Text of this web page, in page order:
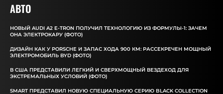
АВТО
НОВЫЙ AUDI A2 E-TRON ПОЛУЧИЛ ТЕХНОЛОГИЮ ИЗ ФОРМУЛЫ-1: ЗАЧЕМ
ОНА ЭЛЕКТРОКАРУ (ФОТО)
ДИЗАЙН КАК У PORSCHE И ЗАПАС ХОДА 900 КМ: РАССЕКРЕЧЕН МОЩНЫЙ
ЭЛЕКТРОМОБИЛЬ BYD (ФОТО)
В США ПРЕДСТАВИЛИ ЛЕГКИЙ И СВЕРХМОЩНЫЙ ВЕЗДЕХОД ДЛЯ
ЭКСТРЕМАЛЬНЫХ УСЛОВИЙ (ФОТО)
SMART ПРЕДСТАВИЛ НОВУЮ СПЕЦИАЛЬНУЮ СЕРИЮ BLACK COLLECTION